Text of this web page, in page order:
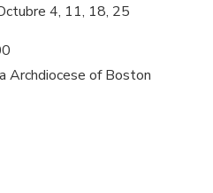
4, 11, 18, 25
Archdiocese of Boston